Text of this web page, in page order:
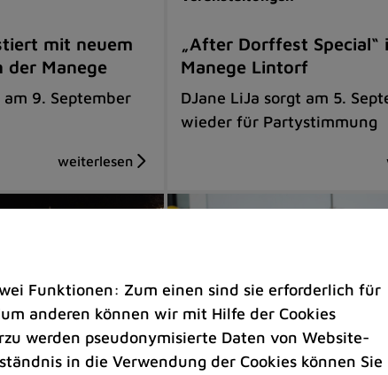
mit neuem
der Manege
9. September
„After Dorffest Special“
Manege Lintorf
DJane LiJa sorgt am 5.
wieder für Partystimmung
Funktionen: Zum einen sind sie erforderlich für
anderen können wir mit Hilfe der Cookies
werden pseudonymisierte Daten von Website-
in die Verwendung der Cookies können Sie